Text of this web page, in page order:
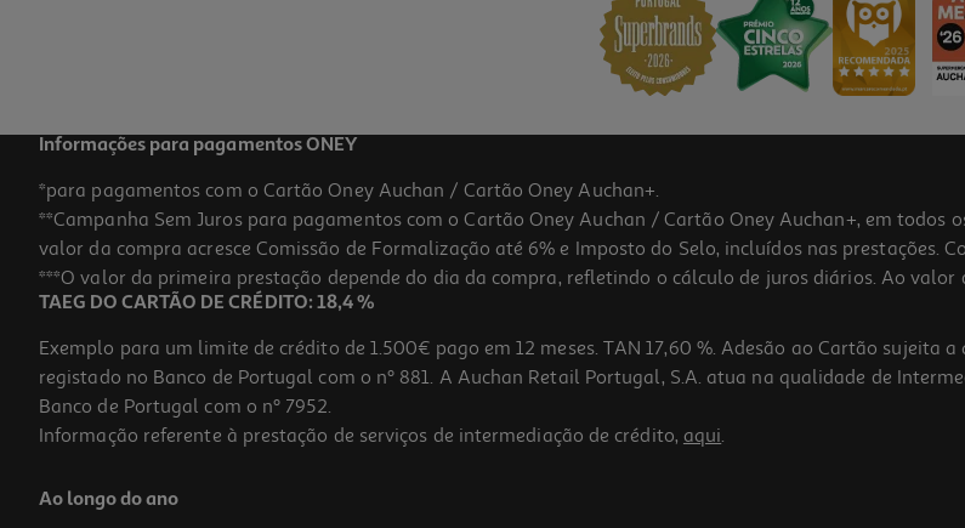
Informações para pagamentos ONEY
*para pagamentos com o Cartão Oney Auchan / Cartão Oney Auchan+.
**Campanha Sem Juros para pagamentos com o Cartão Oney Auchan / Cartão Oney Auchan+, em
valor da compra acresce Comissão de Formalização até 6% e Imposto do Selo, incluídos nas prestações.
***O valor da primeira prestação depende do dia da compra, refletindo o cálculo de juros diários. Ao
TAEG DO CARTÃO DE CRÉDITO: 18,4 %
Exemplo para um limite de crédito de 1.500€ pago em 12 meses. TAN 17,60 %. Adesão ao Cartão sujeita
registado no Banco de Portugal com o nº 881. A Auchan Retail Portugal, S.A. atua na qualidade de
Banco de Portugal com o nº 7952.
Informação referente à prestação de serviços de intermediação de crédito, aqui.
Ao longo do ano